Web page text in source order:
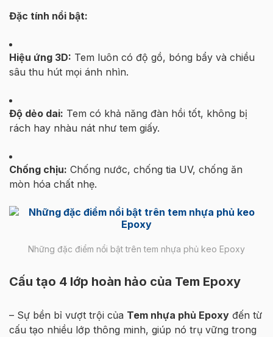
Đặc tính nổi bật:
Hiệu ứng 3D: Tem luôn có độ gồ, bóng bẩy và chiều
sâu thu hút mọi ánh nhìn.
Độ dẻo dai: Tem có khả năng đàn hồi tốt, không bị
rách hay nhàu nát như tem giấy.
Chống chịu: Chống nước, chống tia UV, chống ăn
mòn hóa chất nhẹ.
Những đặc điểm nổi bật trên tem nhựa phủ keo Epoxy
Cấu tạo 4 lớp hoàn hảo của Tem Epoxy
– Sự bền bỉ vượt trội của Tem nhựa phủ Epoxy đến từ
cấu tạo nhiều lớp thông minh, giúp nó trụ vững trong